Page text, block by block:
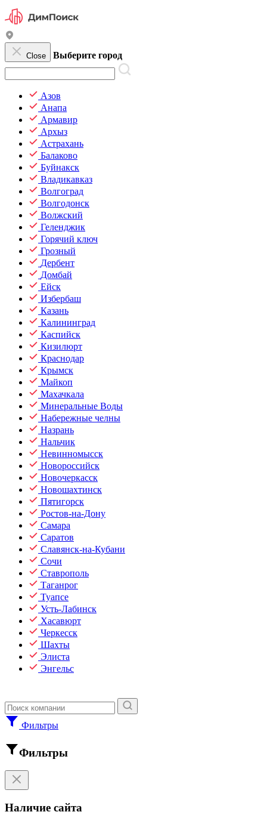
Close Выберите город
Азов
Анапа
Армавир
Архыз
Астрахань
Балаково
Буйнакск
Владикавказ
Волгоград
Волгодонск
Волжский
Геленджик
Горячий ключ
Грозный
Дербент
Домбай
Ейск
Избербаш
Казань
Калининград
Каспийск
Кизилюрт
Краснодар
Крымск
Майкоп
Махачкала
Минеральные Воды
Набережные челны
Назрань
Нальчик
Невинномысск
Новороссийск
Новочеркасск
Новошахтинск
Пятигорск
Ростов-на-Дону
Самара
Саратов
Славянск-на-Кубани
Сочи
Ставрополь
Таганрог
Туапсе
Усть-Лабинск
Хасавюрт
Черкесск
Шахты
Элиста
Энгельс
Фильтры
Фильтры
Наличие сайта